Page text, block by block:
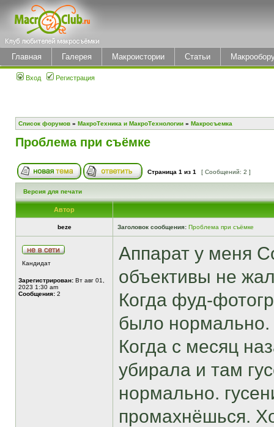
Главная Галерея Макроистории Статьи
Вход Регистрация
Список форумов » МакроТехника и МакроТехнологии » Макросъемка
Проблема при съёмке
Страница 1 из 1 [ Сообщений: 2 ]
Версия для печати
Автор
beze Заголовок сообщения: Проблема при съёмке
Кандидат
Зарегистрирован: Вт авг 01,
2023 1:30 am
Сообщения: 2
Аппарат у меня
объективы не
Когда фуд-
было нормально.
Когда с месяц
убирала и там
нормально.
промахнёшься.